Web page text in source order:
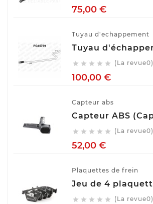
75,00 €Prix
Tuyau d'echappement
     (La revue0)
100,00 €Prix
Capteur abs
     (La revue0)
52,00 €Prix
Plaquettes de frein
     (La revue0)